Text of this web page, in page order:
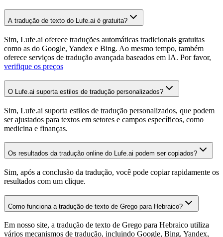
A tradução de texto do Lufe.ai é gratuita?
Sim, Lufe.ai oferece traduções automáticas tradicionais gratuitas
como as do Google, Yandex e Bing. Ao mesmo tempo, também
oferece serviços de tradução avançada baseados em IA. Por favor,
verifique os preços
O Lufe.ai suporta estilos de tradução personalizados?
Sim, Lufe.ai suporta estilos de tradução personalizados, que podem
ser ajustados para textos em setores e campos específicos, como
medicina e finanças.
Os resultados da tradução online do Lufe.ai podem ser copiados?
Sim, após a conclusão da tradução, você pode copiar rapidamente os
resultados com um clique.
Como funciona a tradução de texto de Grego para Hebraico?
Em nosso site, a tradução de texto de Grego para Hebraico utiliza
vários mecanismos de tradução, incluindo Google, Bing, Yandex,